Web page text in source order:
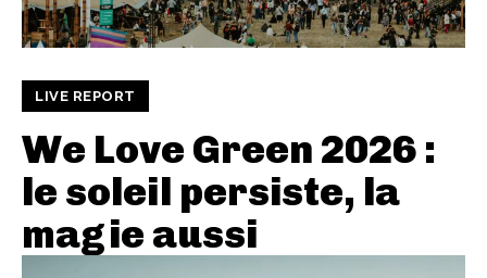
LIVE REPORT
We Love Green 2026 :
le soleil persiste, la
magie aussi